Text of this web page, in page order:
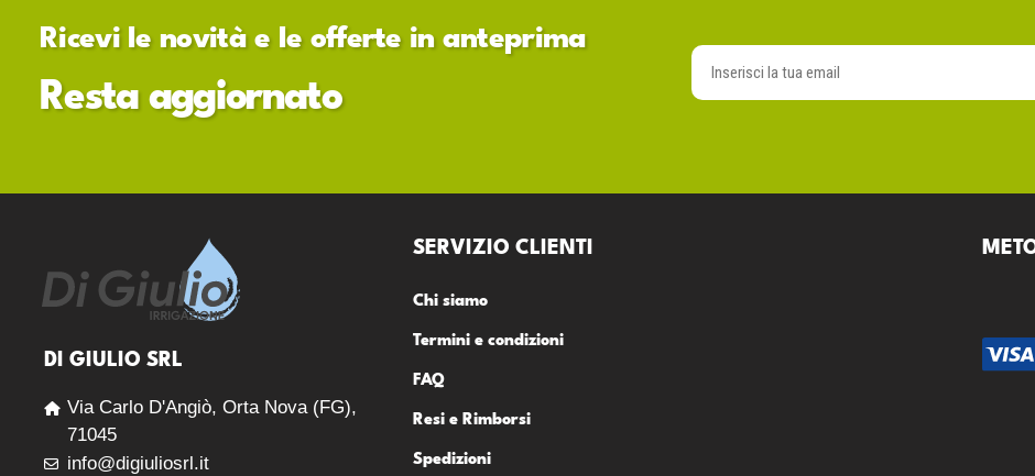
Ricevi le novità e le offerte in anteprima
Resta aggiornato
DI GIULIO SRL
Via Carlo D'Angiò, Orta Nova (FG),
71045
info@digiuliosrl.it
SERVIZIO CLIENTI
Chi siamo
Termini e condizioni
FAQ
Resi e Rimborsi
Spedizioni